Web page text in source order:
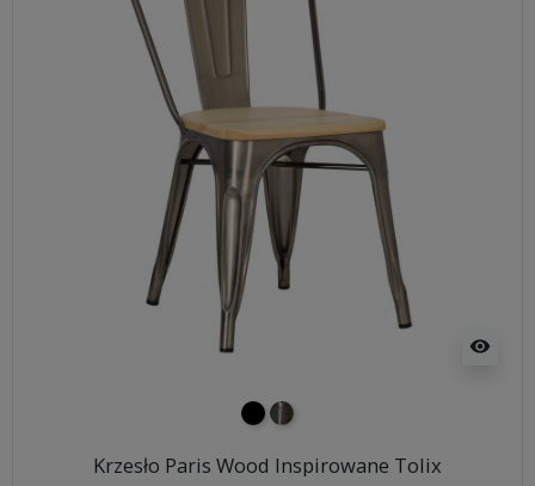
visibility
czarnymetalowy
Krzesło Paris Wood Inspirowane Tolix